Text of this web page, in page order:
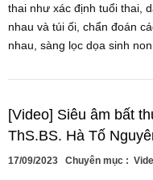
thai như xác định tuổi thai,
nhau và túi ối, chẩn đoán
nhau, sàng lọc dọa sinh non.
[Video] Siêu âm bất
ThS.BS. Hà Tố
17/09/2023 Chuyên mục :